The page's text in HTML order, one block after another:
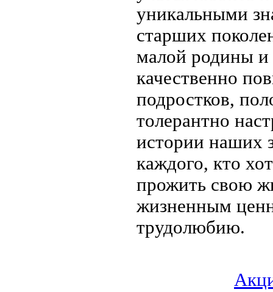
уникальными
старших
малой родины
качественно
подростков,
толерантно
истории наших
каждого, кто
прожить свою
жизненным
трудолюбию.